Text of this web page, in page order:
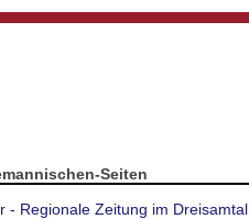
Seiten
- Regionale Zeitung im Dreisamtal